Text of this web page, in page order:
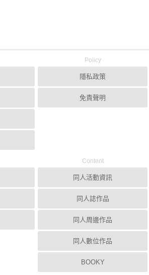
Policy
隱私政策
免責聲明
Content
同人活動資訊
同人誌作品
同人周邊作品
同人數位作品
BOOKY